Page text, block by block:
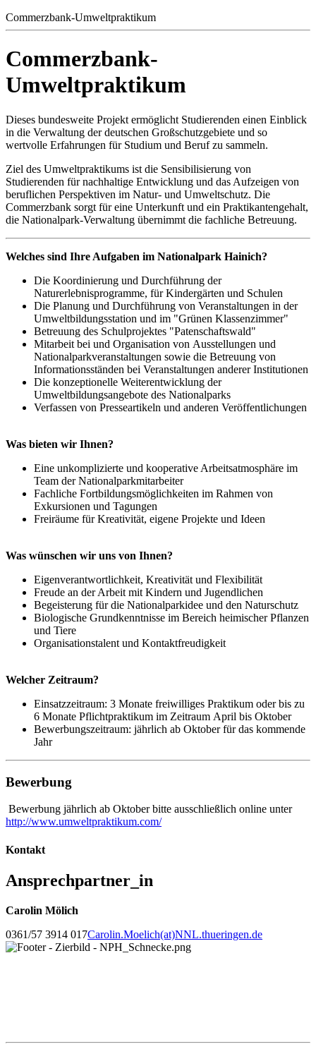
Commerzbank-Umweltpraktikum
Commerzbank-
Umweltpraktikum
Dieses bundesweite Projekt ermöglicht Studierenden einen Einblick
in die Verwaltung der deutschen Großschutzgebiete und so
wertvolle Erfahrungen für Studium und Beruf zu sammeln.
Ziel des Umweltpraktikums ist die Sensibilisierung von
Studierenden für nachhaltige Entwicklung und das Aufzeigen von
beruflichen Perspektiven im Natur- und Umweltschutz. Die
Commerzbank sorgt für eine Unterkunft und ein Praktikantengehalt,
die Nationalpark-Verwaltung übernimmt die fachliche Betreuung.
Welches sind Ihre Aufgaben im Nationalpark Hainich?
Die Koordinierung und Durchführung der
Naturerlebnisprogramme, für Kindergärten und Schulen
Die Planung und Durchführung von Veranstaltungen in der
Umweltbildungsstation und im "Grünen Klassenzimmer"
Betreuung des Schulprojektes "Patenschaftswald"
Mitarbeit bei und Organisation von Ausstellungen und
Nationalparkveranstaltungen sowie die Betreuung von
Informationsständen bei Veranstaltungen anderer Institutionen
Die konzeptionelle Weiterentwicklung der
Umweltbildungsangebote des Nationalparks
Verfassen von Presseartikeln und anderen Veröffentlichungen
Was bieten wir Ihnen?
Eine unkomplizierte und kooperative Arbeitsatmosphäre im
Team der Nationalparkmitarbeiter
Fachliche Fortbildungsmöglichkeiten im Rahmen von
Exkursionen und Tagungen
Freiräume für Kreativität, eigene Projekte und Ideen
Was wünschen wir uns von Ihnen?
Eigenverantwortlichkeit, Kreativität und Flexibilität
Freude an der Arbeit mit Kindern und Jugendlichen
Begeisterung für die Nationalparkidee und den Naturschutz
Biologische Grundkenntnisse im Bereich heimischer Pflanzen
und Tiere
Organisationstalent und Kontaktfreudigkeit
Welcher Zeitraum?
Einsatzzeitraum: 3 Monate freiwilliges Praktikum oder bis zu
6 Monate Pflichtpraktikum im Zeitraum April bis Oktober
Bewerbungszeitraum: jährlich ab Oktober für das kommende
Jahr
Bewerbung
Bewerbung jährlich ab Oktober bitte ausschließlich online unter
http://www.umweltpraktikum.com/
Kontakt
Ansprechpartner_in
Carolin Mölich
0361/57 3914 017Carolin.Moelich(at)NNL.thueringen.de